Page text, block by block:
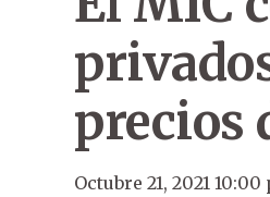
precios
Octubre 21, 2021 10:00